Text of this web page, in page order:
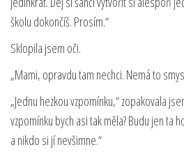
školu dokončíš. Prosím.“
Sklopila jsem oči.
„Mami, opravdu tam nechci. Nemá to
„Jednu hezkou vzpomínku,“ zopakovala
vzpomínku bych asi tak měla? Budu jen ta
a nikdo si jí nevšimne.“